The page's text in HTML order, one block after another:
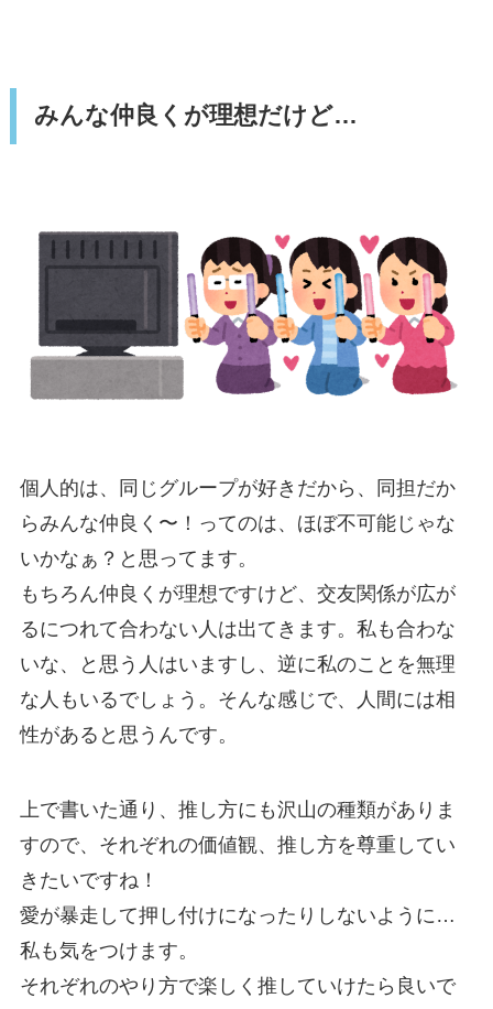
みんな仲良くが理想だけど…
個人的は、同じグループが好きだから、同担だか
らみんな仲良く〜！ってのは、ほぼ不可能じゃな
いかなぁ？と思ってます。
もちろん仲良くが理想ですけど、交友関係が広が
るにつれて合わない人は出てきます。私も合わな
いな、と思う人はいますし、逆に私のことを無理
な人もいるでしょう。そんな感じで、人間には相
性があると思うんです。
上で書いた通り、推し方にも沢山の種類がありま
すので、それぞれの価値観、推し方を尊重してい
きたいですね！
愛が暴走して押し付けになったりしないように…
私も気をつけます。
それぞれのやり方で楽しく推していけたら良いで